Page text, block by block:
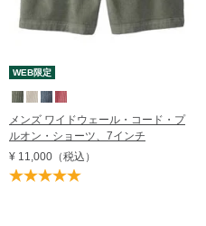
WEB限定
メンズ ワイドウェール・コード・プ
ルオン・ショーツ、7インチ
¥ 11,000 （税込）